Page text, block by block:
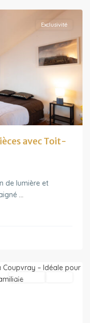
Exclusivité
avec Toit-
de lumière et
...
Exclusivité